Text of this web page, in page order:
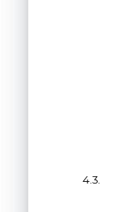
4.3.